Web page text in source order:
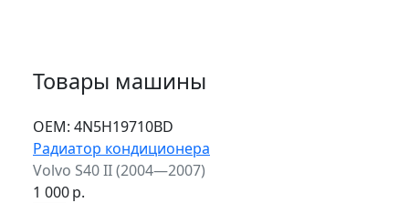
Товары машины
ОЕМ: 4N5H19710BD
Радиатор кондиционера
Volvo S40 II (2004—2007)
1 000р.